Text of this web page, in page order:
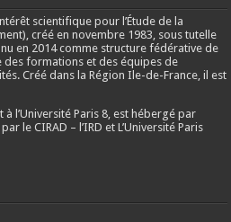
scientifique pour l’Étude de la
créé ennovembre 1983 , sous tutelle
en 2014 comme structure fédérative de
des formations et des équipes de
Créé dans la Région Ile-de-France, il est
l’Université Paris 8, est hébergé par
le CIRAD – l’IRD et L’Université Paris